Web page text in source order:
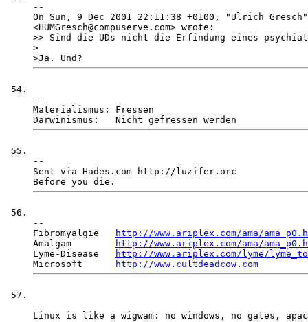
--
On Sun, 9 Dec 2001 22:11:38 +0100, "Ulrich
<HUMGresch@compuserve.com> wrote:
>> Sind die UDs nicht die Erfindung eines
>
--
Materialismus: Fressen
--
Sent via Hades.com http://luzifer.orc
--
Fibromyalgie
http://www.ariplex.com/ama/
Amalgam
http://www.ariplex.com/ama/
Lyme-Disease
http://www.ariplex.com/lyme/
Microsoft
http://www.cultdeadcow.com
--
Linux is like a wigwam: no windows, no gates,